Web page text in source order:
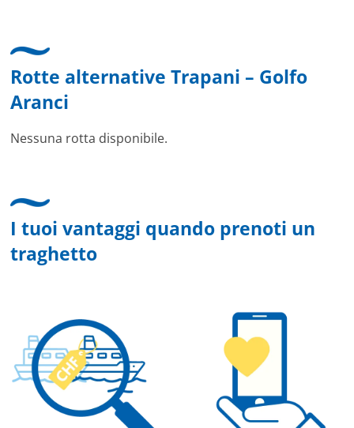
Rotte alternative Trapani – Golfo
Aranci
Nessuna rotta disponibile.
I tuoi vantaggi quando prenoti un
traghetto